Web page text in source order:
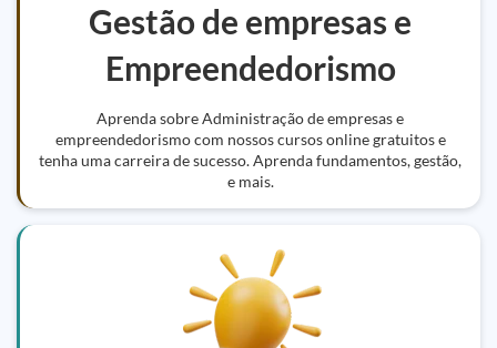
Gestão de empresas e
Empreendedorismo
Aprenda sobre Administração de empresas e
empreendedorismo com nossos cursos online gratuitos e
tenha uma carreira de sucesso. Aprenda fundamentos, gestão,
e mais.